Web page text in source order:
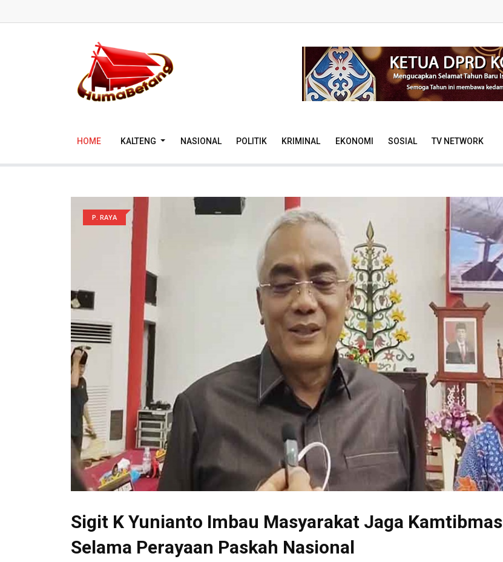
HOME KALTENG NASIONAL POLITIK KRIMINAL EKONOMI SOSIAL TV NETWORK
P. RAYA
Sigit K Yunianto Imbau Masyarakat Jaga Kamtibmas
Selama Perayaan Paskah Nasional